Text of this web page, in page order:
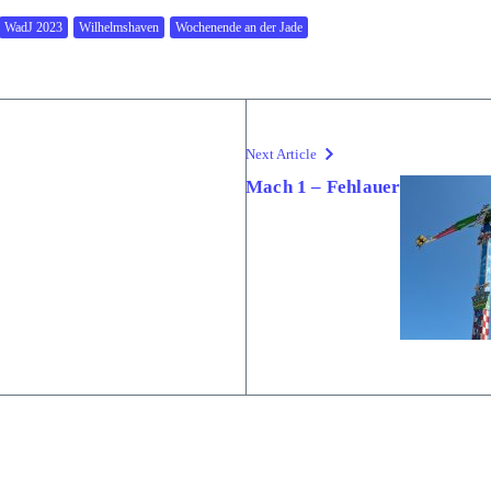
WadJ 2023 Wilhelmshaven Wochenende an der Jade
Next Article
Mach 1 – Fehlauer